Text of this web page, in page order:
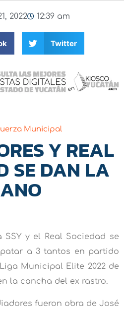
2022 12:39 am
Twitter
Municipal
Y REAL
SE DAN LA
SSY y el Real Sociedad se
a 3 tantos en partido
Municipal Elite 2022 de
la cancha del ex rastro.
fueron obra de José